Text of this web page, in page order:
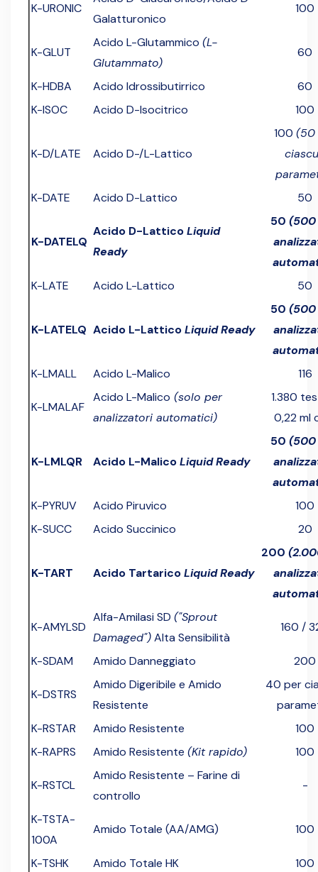
K-URONIC
Galatturonico
100
K-GLUT
Acido L-Glutammico (L-
Glutammato)
60
K-HDBA Acido Idrossibutirrico
60
K-ISOC
Acido D-Isocitrico 100
K-D/LATE Acido D-/L-Lattico
100 (50
K-DATE
Acido D-Lattico 50
K-DATELQ
Acido D-LatticoLiquid
Ready
50 (500
K-LATE
Acido L-Lattico 50
K-LATELQ Acido L-LatticoLiquid Ready
50 (500
K-LMALL
Acido L-Malico 116
K-LMALAF
Acido L-Malico (solo per
analizzatori automatici)
1.380
0,22 ml
K-LMLQR Acido L-MalicoLiquid Ready
50 (500
K-PYRUV
Acido Piruvico
100
K-SUCC
Acido Succinico 20
K-TART Acido TartaricoLiquid Ready
200
K-AMYLSD
Alfa-Amilasi SD ("Sprout
Damaged")Alta Sensibilità
160 /
K-SDAM Amido Danneggiato 200
K-DSTRS
Amido Digeribile e Amido
Resistente
40 per
K-RSTAR
Amido Resistente
100
K-RAPRS
Amido Resistente (Kit rapido) 100
K-RSTCL
Amido Resistente – Farine di
controllo
-
K-TSTA-
100A
Amido Totale (AA/AMG) 100
K-TSHK Amido Totale HK 100